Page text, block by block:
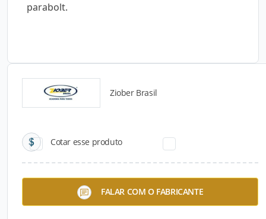
parabolt.
Ziober Brasil
Cotar esse produto
FALAR COM O FABRICANTE
Catálogos para Download